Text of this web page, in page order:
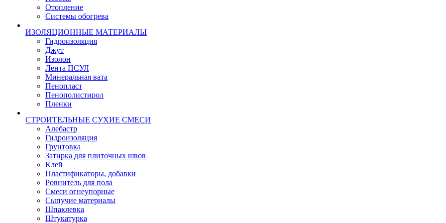
Отопление
Системы обогрева
ИЗОЛЯЦИОННЫЕ МАТЕРИАЛЫ
Гидроизоляция
Джут
Изолон
Лента ПСУЛ
Минеральная вата
Пенопласт
Пенополистирол
Пленки
СТРОИТЕЛЬНЫЕ СУХИЕ СМЕСИ
Алебастр
Гидроизоляция
Грунтовка
Затирка для плиточных швов
Клей
Пластификаторы, добавки
Ровнитель для пола
Смеси огнеупорные
Сыпучие материалы
Шпаклевка
Штукатурка